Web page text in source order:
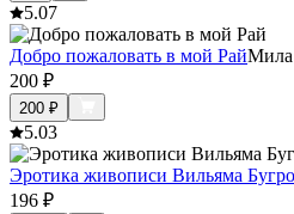
5.07
Добро пожаловать в мой РайМила
200 ₽
200 ₽
5.03
Эротика живописи Вильяма Бугро
196 ₽